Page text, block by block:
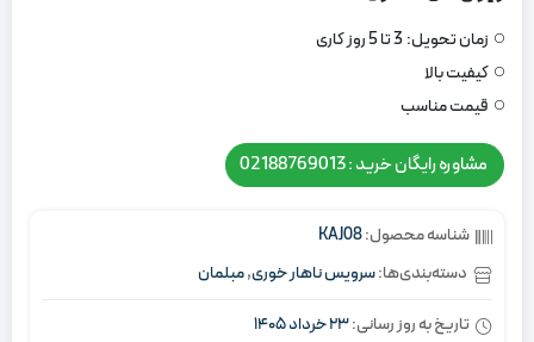
زمان تحویل:3 تا 5 روز کاری
کیفیت بالا
قیمت مناسب
مشاوره رایگان خرید : 02188769013
شناسه محصول:KAJ08
دسته‌بندی‌ها:سرویس ناهار خوری,مبلمان
تاریخ به روز رسانی:23 خرداد 1405